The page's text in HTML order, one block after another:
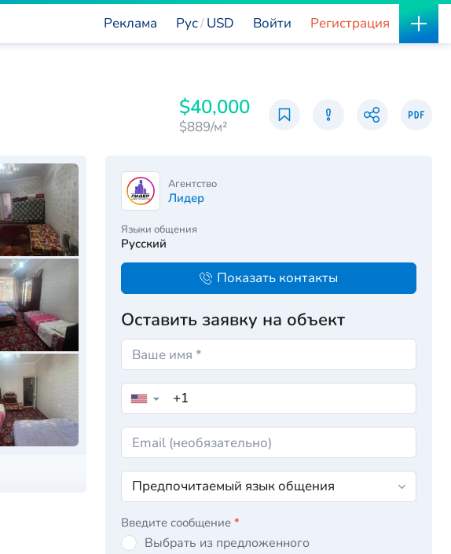
Реклама Рус USD Войти Регистрация
$40,000
$889/м²
Агентство
Лидер
Языки общения
Русский
Показать контакты
Оставить заявку на объект
▼
Введите сообщение *
Выбрать из предложенного